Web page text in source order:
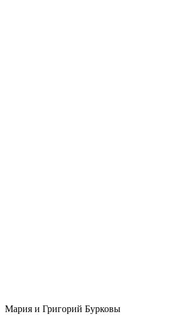
Мария и Григорий Бурковы